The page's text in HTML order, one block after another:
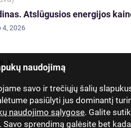
naudojimą
savo ir trečiųjų šalių
pasiūlyti jus dominantį
naudojimo sąlygose. Galite
sprendimą galėsite bet
Atslūgusios energijos
4, 2026